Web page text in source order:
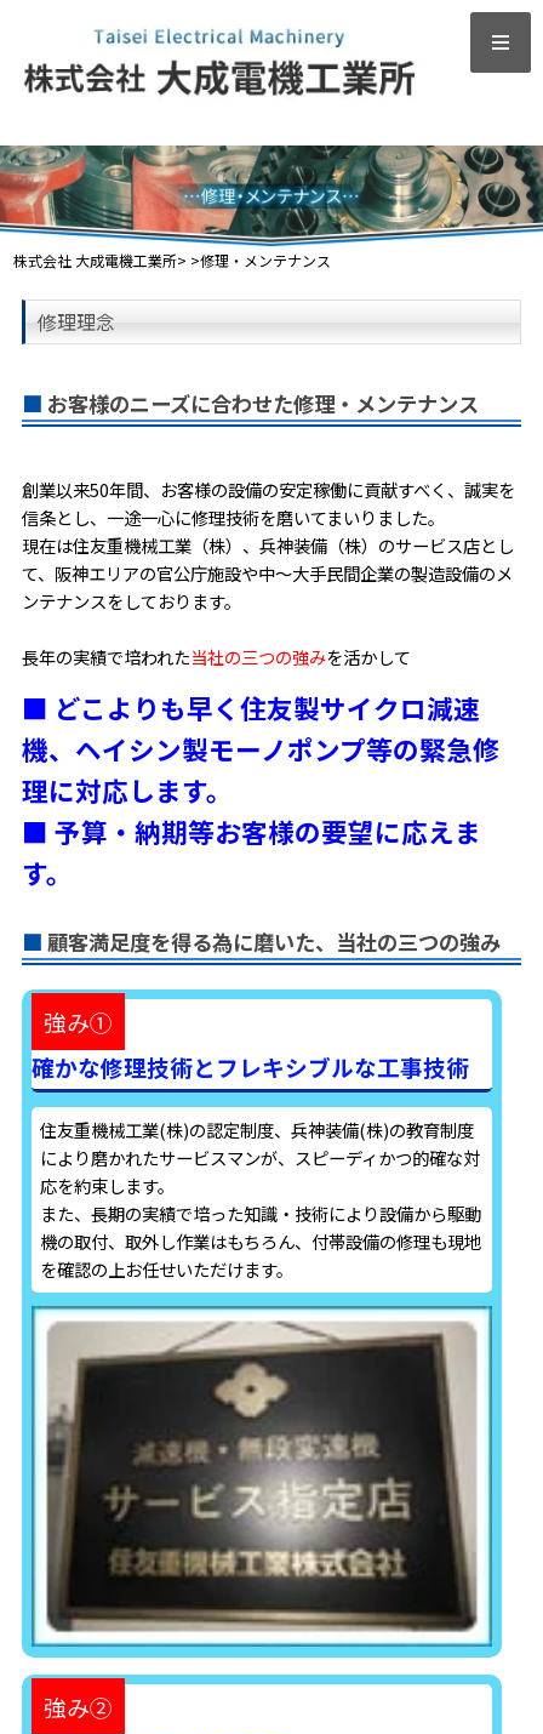
株式会社 大成電機工業所> >修理・メンテナンス
修理理念
お客様のニーズに合わせた修理・メンテナンス
創業以来50年間、お客様の設備の安定稼働に貢献すべく、誠実を
信条とし、一途一心に修理技術を磨いてまいりました。
現在は住友重機械工業（株）、兵神装備（株）のサービス店とし
て、阪神エリアの官公庁施設や中～大手民間企業の製造設備のメ
ンテナンスをしております。
長年の実績で培われた当社の三つの強みを活かして
■ どこよりも早く住友製サイクロ減速
機、ヘイシン製モーノポンプ等の緊急修
理に対応します。
■ 予算・納期等お客様の要望に応えま
す。
顧客満足度を得る為に磨いた、当社の三つの強み
強み①
確かな修理技術とフレキシブルな工事技術
住友重機械工業(株)の認定制度、兵神装備(株)の教育制度
により磨かれたサービスマンが、スピーディかつ的確な対
応を約束します。
また、長期の実績で培った知識・技術により設備から駆動
機の取付、取外し作業はもちろん、付帯設備の修理も現地
を確認の上お任せいただけます。
強み②